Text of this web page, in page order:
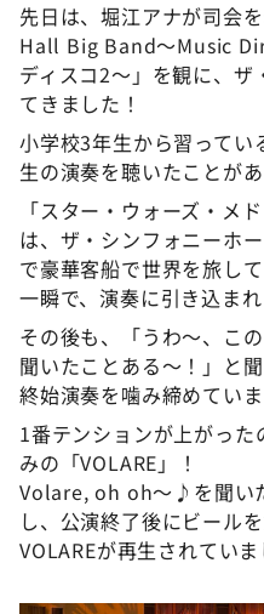
先日は、堀江アナが司会
Hall Big Band～Music
ディスコ2～」を観に、ザ
てきました！
小学校3年生から習ってい
生の演奏を聴いたことが
「スター・ウォーズ・メ
は、ザ・シンフォニーホ
で豪華客船で世界を旅し
一瞬で、演奏に引き込まれ
その後も、「うわ〜、こ
聞いたことある〜！」と
終始演奏を噛み締めていま
1番テンションが上がっ
みの「VOLARE」！
Volare, oh oh〜♪を聞い
し、公演終了後にビール
VOLAREが再生されていま